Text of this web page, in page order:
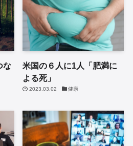
な
米国の６人に1人「肥満に
よる死」
2023.03.02 健康